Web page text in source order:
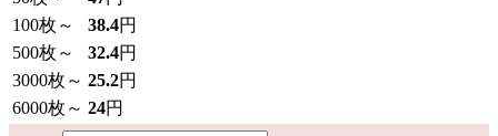
100枚～ 38.4円
500枚～ 32.4円
3000枚～ 25.2円
6000枚～ 24円